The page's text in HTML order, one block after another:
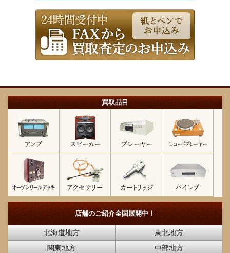
買取品目
店舗のご紹介全国展開中！
北海道地方
東北地方
関東地方
中部地方